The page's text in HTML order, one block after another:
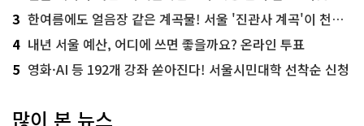
3 한여름에도 얼음장 같은 계곡물! 서울 '진관사 계곡'이 천국이네~
4 내년 서울 예산, 어디에 쓰면 좋을까요? 온라인 투표
5 영화·AI 등 192개 강좌 쏟아진다! 서울시민대학 선착순 신청
많이 본 뉴스